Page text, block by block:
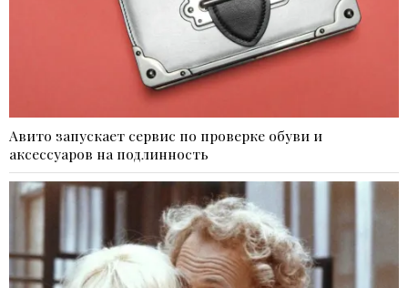
Авито запускает сервис по проверке обуви и
аксессуаров на подлинность